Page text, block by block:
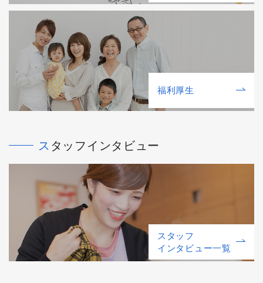
福利厚⽣
スタッフインタビュー
スタッフ
インタビュー一覧